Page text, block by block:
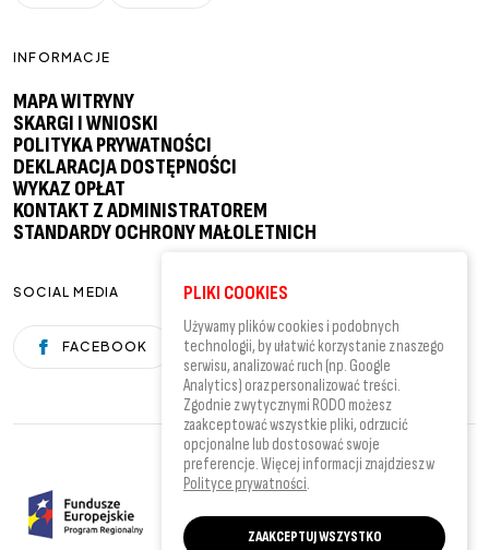
INFORMACJE
MAPA WITRYNY
SKARGI I WNIOSKI
POLITYKA PRYWATNOŚCI
DEKLARACJA DOSTĘPNOŚCI
WYKAZ OPŁAT
KONTAKT Z ADMINISTRATOREM
STANDARDY OCHRONY MAŁOLETNICH
SOCIAL MEDIA
FACEBOOK YOUTUBE
PLIKI COOKIES
Używamy plików cookies i podobnych
technologii, by ułatwić korzystanie z naszego
serwisu, analizować ruch (np. Google
Analytics) oraz personalizować treści.
Zgodnie z wytycznymi RODO możesz
zaakceptować wszystkie pliki, odrzucić
opcjonalne lub dostosować swoje
preferencje. Więcej informacji znajdziesz w
Polityce prywatności.
ZAAKCEPTUJ WSZYSTKO